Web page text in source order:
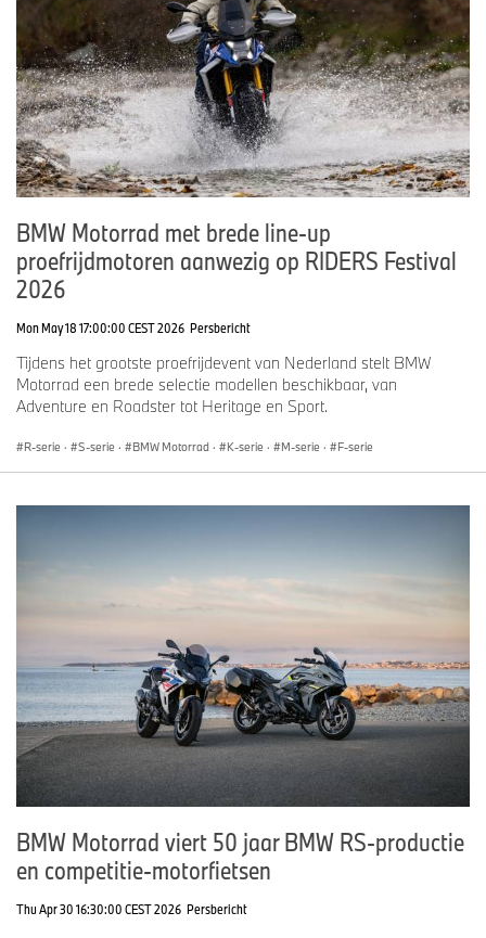
BMW Motorrad met brede line-up
proefrijdmotoren aanwezig op RIDERS Festival
2026
Mon May 18 17:00:00 CEST 2026 Persbericht
Tijdens het grootste proefrijdevent van Nederland stelt BMW
Motorrad een brede selectie modellen beschikbaar, van
Adventure en Roadster tot Heritage en Sport.
R-serie · S-serie · BMW Motorrad · K-serie · M-serie · F-serie
BMW Motorrad viert 50 jaar BMW RS-productie
en competitie-motorfietsen
Thu Apr 30 16:30:00 CEST 2026 Persbericht